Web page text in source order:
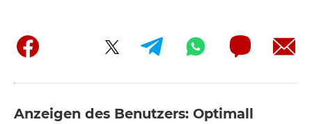
Anzeigen des Benutzers: Optimall